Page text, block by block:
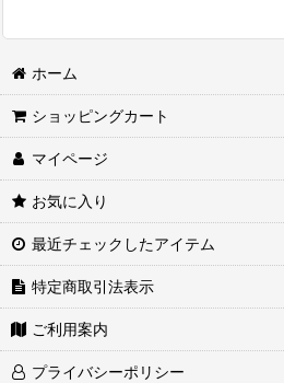
ホーム
ショッピングカート
マイページ
お気に入り
最近チェックしたアイテム
特定商取引法表示
ご利用案内
プライバシーポリシー